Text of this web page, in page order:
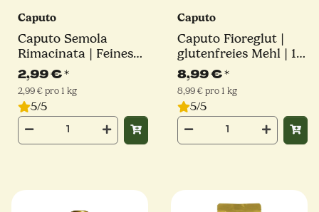
Caputo
Caputo Semola
Rimacinata | Feines
Hartweizengrieß | 1kg
2,99 €*
2,99 € pro 1 kg
5/5
Caputo
Caputo Fioreglut |
glutenfreies Mehl | 1
kg
8,99 €*
8,99 € pro 1 kg
5/5